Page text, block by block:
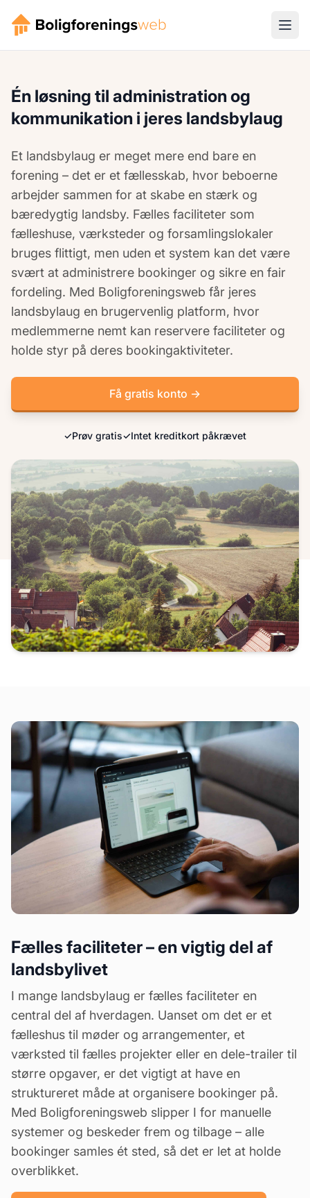
Én løsning til administration og
kommunikation i jeres landsbylaug
Et landsbylaug er meget mere end bare en
forening – det er et fællesskab, hvor beboerne
arbejder sammen for at skabe en stærk og
bæredygtig landsby. Fælles faciliteter som
fælleshuse, værksteder og forsamlingslokaler
bruges flittigt, men uden et system kan det være
svært at administrere bookinger og sikre en fair
fordeling. Med Boligforeningsweb får jeres
landsbylaug en brugervenlig platform, hvor
medlemmerne nemt kan reservere faciliteter og
holde styr på deres bookingaktiviteter.
Få gratis konto →
✓Prøv gratis✓Intet kreditkort påkrævet
Fælles faciliteter – en vigtig del af
landsbylivet
I mange landsbylaug er fælles faciliteter en
central del af hverdagen. Uanset om det er et
fælleshus til møder og arrangementer, et
værksted til fælles projekter eller en dele-trailer til
større opgaver, er det vigtigt at have en
struktureret måde at organisere bookinger på.
Med Boligforeningsweb slipper I for manuelle
systemer og beskeder frem og tilbage – alle
bookinger samles ét sted, så det er let at holde
overblikket.